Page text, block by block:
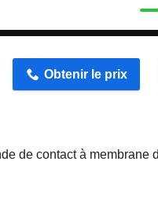
Obtenir le prix
de contact à